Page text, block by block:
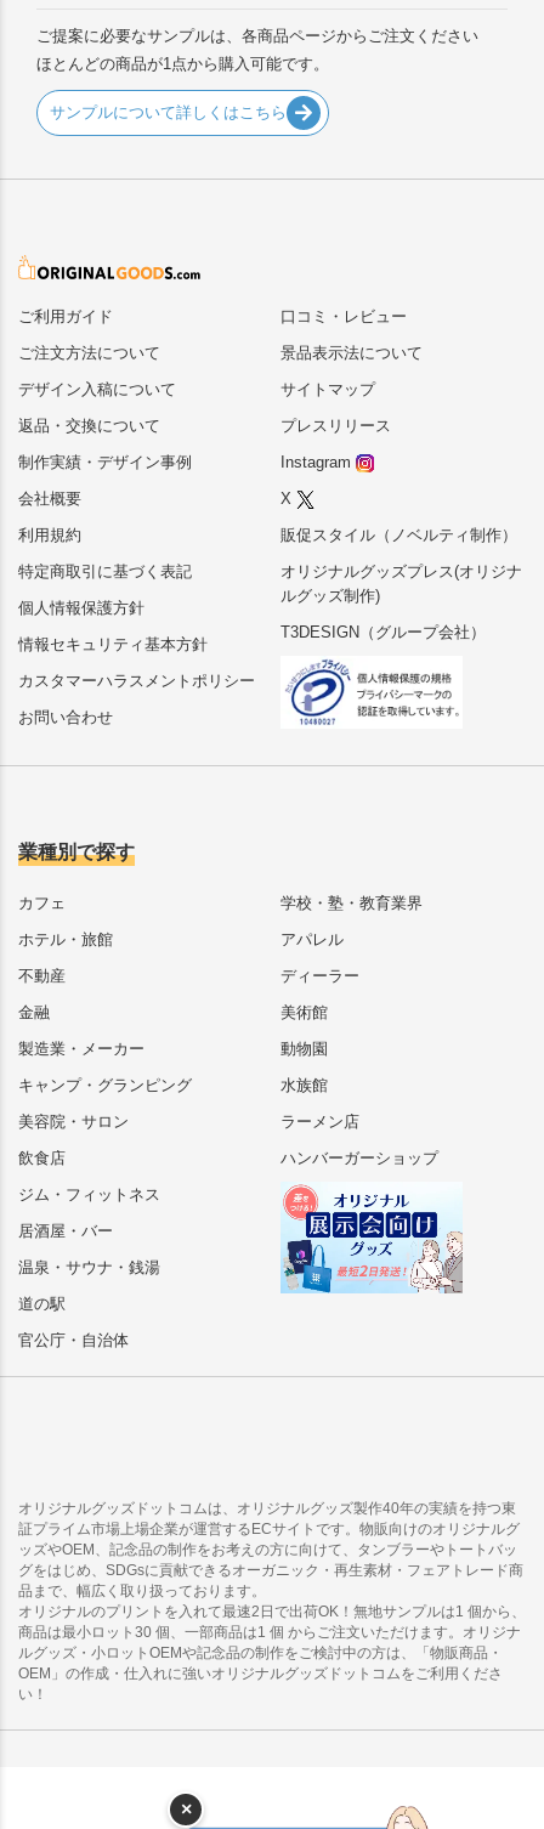
ご提案に必要なサンプルは、各商品ページからご注文ください
ほとんどの商品が1点から購入可能です。
サンプルについて詳しくはこちら
ご利用ガイド
ご注文方法について
デザイン入稿について
返品・交換について
制作実績・デザイン事例
会社概要
利用規約
特定商取引に基づく表記
個人情報保護方針
情報セキュリティ基本方針
カスタマーハラスメントポリシー
お問い合わせ
口コミ・レビュー
景品表示法について
サイトマップ
プレスリリース
Instagram
X
販促スタイル（ノベルティ制作）
オリジナルグッズプレス(オリジナ
ルグッズ制作)
T3DESIGN（グループ会社）
業種別で探す
カフェ
ホテル・旅館
不動産
金融
製造業・メーカー
キャンプ・グランピング
美容院・サロン
飲食店
ジム・フィットネス
居酒屋・バー
温泉・サウナ・銭湯
道の駅
官公庁・自治体
学校・塾・教育業界
アパレル
ディーラー
美術館
動物園
水族館
ラーメン店
ハンバーガーショップ
オリジナルグッズドットコムは、オリジナルグッズ製作40年の実績を持つ東
証プライム市場上場企業が運営するECサイトです。物販向けのオリジナルグ
ッズやOEM、記念品の制作をお考えの方に向けて、タンブラーやトートバッ
グをはじめ、SDGsに貢献できるオーガニック・再生素材・フェアトレード商
品まで、幅広く取り扱っております。
オリジナルのプリントを入れて最速2日で出荷OK！無地サンプルは1 個から、
商品は最小ロット30 個、一部商品は1 個 からご注文いただけます。オリジナ
ルグッズ・小ロットOEMや記念品の制作をご検討中の方は、「物販商品・
OEM」の作成・仕入れに強いオリジナルグッズドットコムをご利用くださ
い！
×